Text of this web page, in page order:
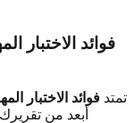
فوائد الاختبار
تمتد فوائد الاختبار
أبعد من